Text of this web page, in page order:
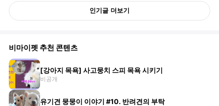
인기글 더보기
비마이펫 추천 콘텐츠
[강아지 목욕] 사고뭉치 스피 목욕 시키기
비공개
유기견 뭉뭉이 이야기 #10. 반려견의 부탁